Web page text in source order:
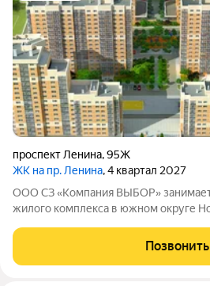
проспект Ленина,95Ж
ЖК на пр. Ленина, 4 квартал 2027
ООО СЗ «Компания ВЫБОР»
жилого комплекса в южном округе
творчества, в шаговой доступности
Район отличается благоприятной
Позвонить